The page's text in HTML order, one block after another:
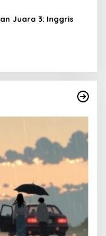
Juara 3: Inggris